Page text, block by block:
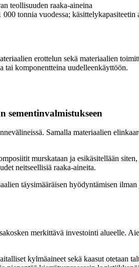
teollisuuden raaka-aineina
tonnia vuodessa;
erottelun sekä materiaalien
tai komponentteina uudelleenkäyttöön.
Samalla materiaalien
murskataan ja esikäsitellään
neitseellisiä raaka-aineita.
täysimääräisen hyödyntämisen
merkittävä investointi alueelle.
kylmäaineet sekä kaasut otetaan